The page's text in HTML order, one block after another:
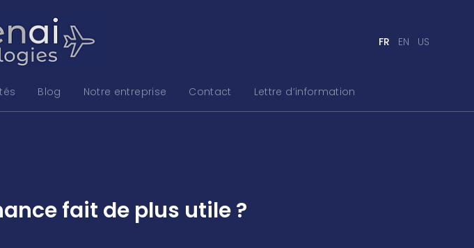
FR EN US
Blog Notre entreprise Contact Lettre d’information
fait de plus utile ?